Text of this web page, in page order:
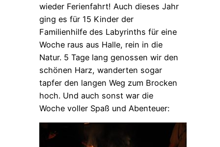
wieder Ferienfahrt! Auch dieses Jahr
ging es für 15 Kinder der
Familienhilfe des Labyrinths für eine
Woche raus aus Halle, rein in die
Natur. 5 Tage lang genossen wir den
schönen Harz, wanderten sogar
tapfer den langen Weg zum Brocken
hoch. Und auch sonst war die
Woche voller Spaß und Abenteuer: